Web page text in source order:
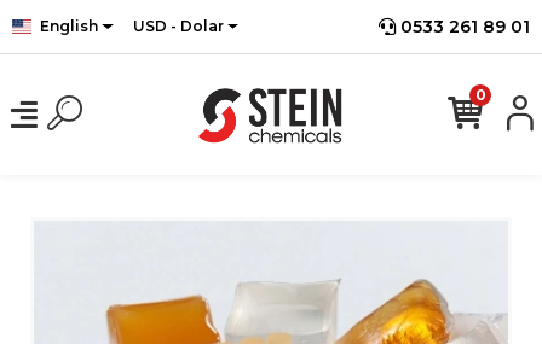
English USD - Dolar 0533 261 89 01
0